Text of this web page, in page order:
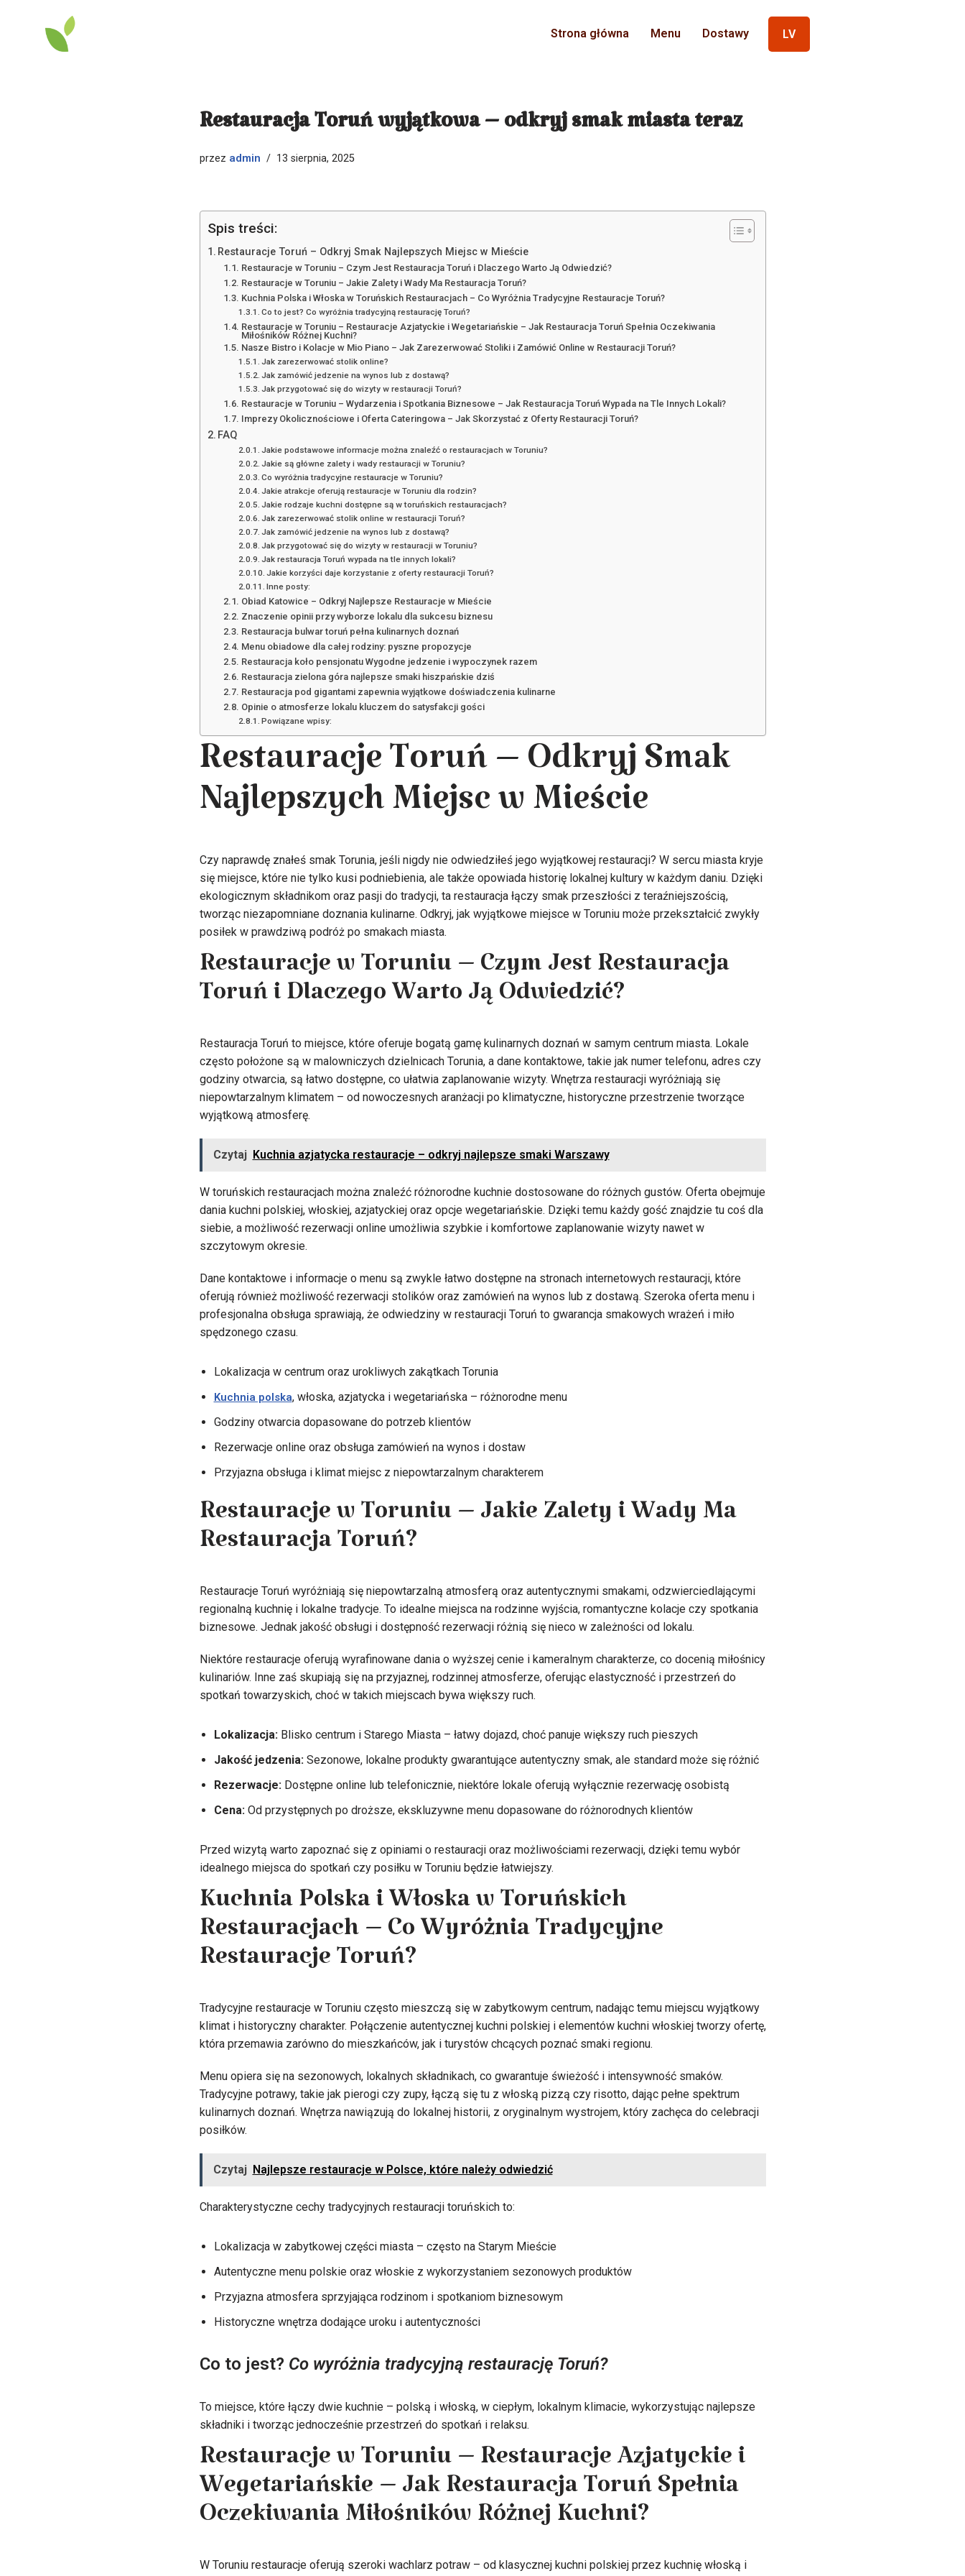
Przejdź
Strona główna Menu Dostawy LV
Restauracja Toruń wyjątkowa – odkryj smak miasta teraz
przez admin 13 sierpnia, 2025
Spis treści:
Restauracje Toruń – Odkryj Smak Najlepszych Miejsc w Mieście
Restauracje w Toruniu – Czym Jest Restauracja Toruń i Dlaczego Warto Ją Odwiedzić?
Restauracje w Toruniu – Jakie Zalety i Wady Ma Restauracja Toruń?
Kuchnia Polska i Włoska w Toruńskich Restauracjach – Co Wyróżnia Tradycyjne Restauracje Toruń?
Co to jest? Co wyróżnia tradycyjną restaurację Toruń?
Restauracje w Toruniu – Restauracje Azjatyckie i Wegetariańskie – Jak Restauracja Toruń Spełnia Oczekiwania
Miłośników Różnej Kuchni?
Nasze Bistro i Kolacje w Mio Piano – Jak Zarezerwować Stoliki i Zamówić Online w Restauracji Toruń?
Jak zarezerwować stolik online?
Jak zamówić jedzenie na wynos lub z dostawą?
Jak przygotować się do wizyty w restauracji Toruń?
Restauracje w Toruniu – Wydarzenia i Spotkania Biznesowe – Jak Restauracja Toruń Wypada na Tle Innych Lokali?
Imprezy Okolicznościowe i Oferta Cateringowa – Jak Skorzystać z Oferty Restauracji Toruń?
FAQ
Jakie podstawowe informacje można znaleźć o restauracjach w Toruniu?
Jakie są główne zalety i wady restauracji w Toruniu?
Co wyróżnia tradycyjne restauracje w Toruniu?
Jakie atrakcje oferują restauracje w Toruniu dla rodzin?
Jakie rodzaje kuchni dostępne są w toruńskich restauracjach?
Jak zarezerwować stolik online w restauracji Toruń?
Jak zamówić jedzenie na wynos lub z dostawą?
Jak przygotować się do wizyty w restauracji w Toruniu?
Jak restauracja Toruń wypada na tle innych lokali?
Jakie korzyści daje korzystanie z oferty restauracji Toruń?
Inne posty:
Obiad Katowice – Odkryj Najlepsze Restauracje w Mieście
Znaczenie opinii przy wyborze lokalu dla sukcesu biznesu
Restauracja bulwar toruń pełna kulinarnych doznań
Menu obiadowe dla całej rodziny: pyszne propozycje
Restauracja koło pensjonatu Wygodne jedzenie i wypoczynek razem
Restauracja zielona góra najlepsze smaki hiszpańskie dziś
Restauracja pod gigantami zapewnia wyjątkowe doświadczenia kulinarne
Opinie o atmosferze lokalu kluczem do satysfakcji gości
Powiązane wpisy:
Restauracje Toruń – Odkryj Smak
Najlepszych Miejsc w Mieście
Czy naprawdę znałeś smak Torunia, jeśli nigdy nie odwiedziłeś jego wyjątkowej restauracji? W sercu miasta kryje
się miejsce, które nie tylko kusi podniebienia, ale także opowiada historię lokalnej kultury w każdym daniu. Dzięki
ekologicznym składnikom oraz pasji do tradycji, ta restauracja łączy smak przeszłości z teraźniejszością,
tworząc niezapomniane doznania kulinarne. Odkryj, jak wyjątkowe miejsce w Toruniu może przekształcić zwykły
posiłek w prawdziwą podróż po smakach miasta.
Restauracje w Toruniu – Czym Jest Restauracja
Toruń i Dlaczego Warto Ją Odwiedzić?
Restauracja Toruń to miejsce, które oferuje bogatą gamę kulinarnych doznań w samym centrum miasta. Lokale
często położone są w malowniczych dzielnicach Torunia, a dane kontaktowe, takie jak numer telefonu, adres czy
godziny otwarcia, są łatwo dostępne, co ułatwia zaplanowanie wizyty. Wnętrza restauracji wyróżniają się
niepowtarzalnym klimatem – od nowoczesnych aranżacji po klimatyczne, historyczne przestrzenie tworzące
wyjątkową atmosferę.
Czytaj Kuchnia azjatycka restauracje – odkryj najlepsze smaki Warszawy
W toruńskich restauracjach można znaleźć różnorodne kuchnie dostosowane do różnych gustów. Oferta obejmuje
dania kuchni polskiej, włoskiej, azjatyckiej oraz opcje wegetariańskie. Dzięki temu każdy gość znajdzie tu coś dla
siebie, a możliwość rezerwacji online umożliwia szybkie i komfortowe zaplanowanie wizyty nawet w
szczytowym okresie.
Dane kontaktowe i informacje o menu są zwykle łatwo dostępne na stronach internetowych restauracji, które
oferują również możliwość rezerwacji stolików oraz zamówień na wynos lub z dostawą. Szeroka oferta menu i
profesjonalna obsługa sprawiają, że odwiedziny w restauracji Toruń to gwarancja smakowych wrażeń i miło
spędzonego czasu.
Lokalizacja w centrum oraz urokliwych zakątkach Torunia
Kuchnia polska, włoska, azjatycka i wegetariańska – różnorodne menu
Godziny otwarcia dopasowane do potrzeb klientów
Rezerwacje online oraz obsługa zamówień na wynos i dostaw
Przyjazna obsługa i klimat miejsc z niepowtarzalnym charakterem
Restauracje w Toruniu – Jakie Zalety i Wady Ma
Restauracja Toruń?
Restauracje Toruń wyróżniają się niepowtarzalną atmosferą oraz autentycznymi smakami, odzwierciedlającymi
regionalną kuchnię i lokalne tradycje. To idealne miejsca na rodzinne wyjścia, romantyczne kolacje czy spotkania
biznesowe. Jednak jakość obsługi i dostępność rezerwacji różnią się nieco w zależności od lokalu.
Niektóre restauracje oferują wyrafinowane dania o wyższej cenie i kameralnym charakterze, co docenią miłośnicy
kulinariów. Inne zaś skupiają się na przyjaznej, rodzinnej atmosferze, oferując elastyczność i przestrzeń do
spotkań towarzyskich, choć w takich miejscach bywa większy ruch.
Lokalizacja:Blisko centrum i Starego Miasta – łatwy dojazd, choć panuje większy ruch pieszych
Jakość jedzenia:Sezonowe, lokalne produkty gwarantujące autentyczny smak, ale standard może się różnić
Rezerwacje:Dostępne online lub telefonicznie, niektóre lokale oferują wyłącznie rezerwację osobistą
Cena:Od przystępnych po droższe, ekskluzywne menu dopasowane do różnorodnych klientów
Przed wizytą warto zapoznać się z opiniami o restauracji oraz możliwościami rezerwacji, dzięki temu wybór
idealnego miejsca do spotkań czy posiłku w Toruniu będzie łatwiejszy.
Kuchnia Polska i Włoska w Toruńskich
Restauracjach – Co Wyróżnia Tradycyjne
Restauracje Toruń?
Tradycyjne restauracje w Toruniu często mieszczą się w zabytkowym centrum, nadając temu miejscu wyjątkowy
klimat i historyczny charakter. Połączenie autentycznej kuchni polskiej i elementów kuchni włoskiej tworzy ofertę,
która przemawia zarówno do mieszkańców, jak i turystów chcących poznać smaki regionu.
Menu opiera się na sezonowych, lokalnych składnikach, co gwarantuje świeżość i intensywność smaków.
Tradycyjne potrawy, takie jak pierogi czy zupy, łączą się tu z włoską pizzą czy risotto, dając pełne spektrum
kulinarnych doznań. Wnętrza nawiązują do lokalnej historii, z oryginalnym wystrojem, który zachęca do celebracji
posiłków.
Czytaj Najlepsze restauracje w Polsce, które należy odwiedzić
Charakterystyczne cechy tradycyjnych restauracji toruńskich to:
Lokalizacja w zabytkowej części miasta – często na Starym Mieście
Autentyczne menu polskie oraz włoskie z wykorzystaniem sezonowych produktów
Przyjazna atmosfera sprzyjająca rodzinom i spotkaniom biznesowym
Historyczne wnętrza dodające uroku i autentyczności
Co to jest? Co wyróżnia tradycyjną restaurację Toruń?
To miejsce, które łączy dwie kuchnie – polską i włoską, w ciepłym, lokalnym klimacie, wykorzystując najlepsze
składniki i tworząc jednocześnie przestrzeń do spotkań i relaksu.
Restauracje w Toruniu – Restauracje Azjatyckie i
Wegetariańskie – Jak Restauracja Toruń Spełnia
Oczekiwania Miłośników Różnej Kuchni?
W Toruniu restauracje oferują szeroki wachlarz potraw – od klasycznej kuchni polskiej przez kuchnię włoską i